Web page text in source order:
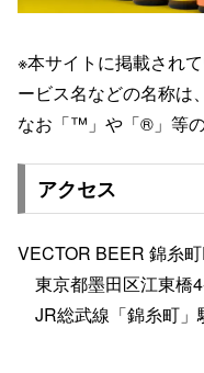
※本サイトに掲載され
ービス名などの名称は
なお「™」や「®」等の
アクセス
VECTOR BEER 錦糸
東京都墨田区江東橋
JR総武線「錦糸町」